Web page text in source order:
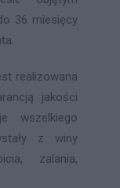
36 miesięcy
realizowana
jakości
wszelkiego
z winy
zalania,